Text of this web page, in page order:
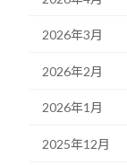
2026年3月
2026年2月
2026年1月
2025年12月